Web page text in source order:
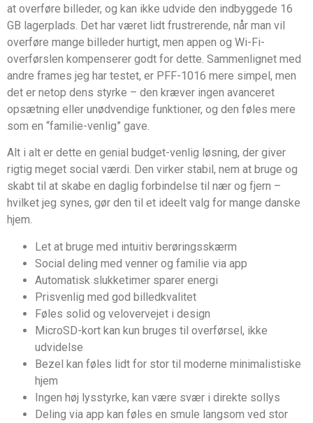
at overføre billeder, og kan ikke udvide den indbyggede 16
GB lagerplads. Det har været lidt frustrerende, når man vil
overføre mange billeder hurtigt, men appen og Wi-Fi-
overførslen kompenserer godt for dette. Sammenlignet med
andre frames jeg har testet, er PFF-1016 mere simpel, men
det er netop dens styrke – den kræver ingen avanceret
opsætning eller unødvendige funktioner, og den føles mere
som en “familie-venlig” gave.
Alt i alt er dette en genial budget-venlig løsning, der giver
rigtig meget social værdi. Den virker stabil, nem at bruge og
skabt til at skabe en daglig forbindelse til nær og fjern –
hvilket jeg synes, gør den til et ideelt valg for mange danske
hjem.
Let at bruge med intuitiv berøringsskærm
Social deling med venner og familie via app
Automatisk slukketimer sparer energi
Prisvenlig med god billedkvalitet
Føles solid og velovervejet i design
MicroSD-kort kan kun bruges til overførsel, ikke
udvidelse
Bezel kan føles lidt for stor til moderne minimalistiske
hjem
Ingen høj lysstyrke, kan være svær i direkte sollys
Deling via app kan føles en smule langsom ved stor